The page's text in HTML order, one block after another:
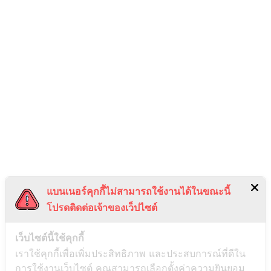
แบนเนอร์คุกกี้ไม่สามารถใช้งานได้ในขณะนี้
โปรดติดต่อเจ้าของเว็ปไซต์
เว็บไซต์นี้ใช้คุกกี้
เราใช้คุกกี้เพื่อเพิ่มประสิทธิภาพ และประสบการณ์ที่ดีใน
การใช้งานเว็บไซต์ คุณสามารถเลือกตั้งค่าความยินยอม